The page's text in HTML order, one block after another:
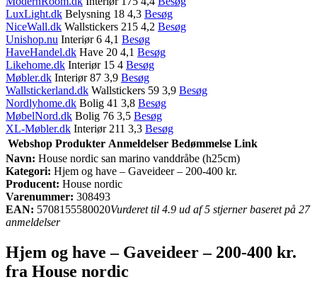
LuxLight.dk Belysning 18 4,3 Besøg
NiceWall.dk Wallstickers 215 4,2 Besøg
Unishop.nu Interiør 6 4,1 Besøg
HaveHandel.dk Have 20 4,1 Besøg
Likehome.dk Interiør 15 4 Besøg
Møbler.dk Interiør 87 3,9 Besøg
Wallstickerland.dk Wallstickers 59 3,9 Besøg
Nordlyhome.dk Bolig 41 3,8 Besøg
MøbelNord.dk Bolig 76 3,5 Besøg
XL-Møbler.dk Interiør 211 3,3 Besøg
Webshop Produkter Anmeldelser Bedømmelse Link
Navn: House nordic san marino vanddråbe (h25cm)
Kategori: Hjem og have – Gaveideer – 200-400 kr.
Producent: House nordic
Varenummer: 308493
EAN: 5708155580020Vurderet til 4.9 ud af 5 stjerner baseret på 27
anmeldelser
Hjem og have – Gaveideer – 200-400 kr.
fra House nordic